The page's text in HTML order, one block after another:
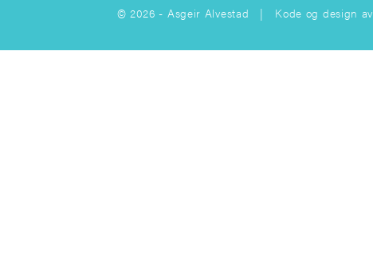
© 2026 - Asgeir Alvestad | Kode og design av